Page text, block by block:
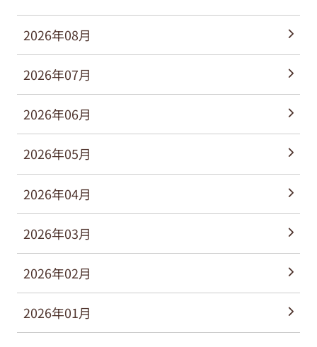
2026年08月
2026年07月
2026年06月
2026年05月
2026年04月
2026年03月
2026年02月
2026年01月